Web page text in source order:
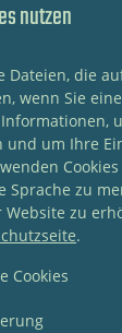
nutzen
Dateien, die
wenn Sie
und um Ihre
Sprache zu
zu
.
Cookies